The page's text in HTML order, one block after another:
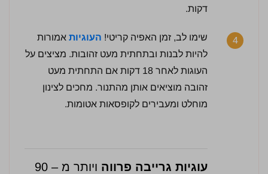
דקות.
4 שימו לב, זמן האפיה קריטי! העוגיות אמורות
להיות לבנות ובתחתית מעט זהובות. מציצים על
העוגות לאחר 18 דקות אם התחתית מעט
זהובה מוציאים אותן מהתנור. מחכים לצינון
מוחלט ומעבירים לקופסאות אטומות.
עוגיות גרייבה פרווה
ויותר מ – 90